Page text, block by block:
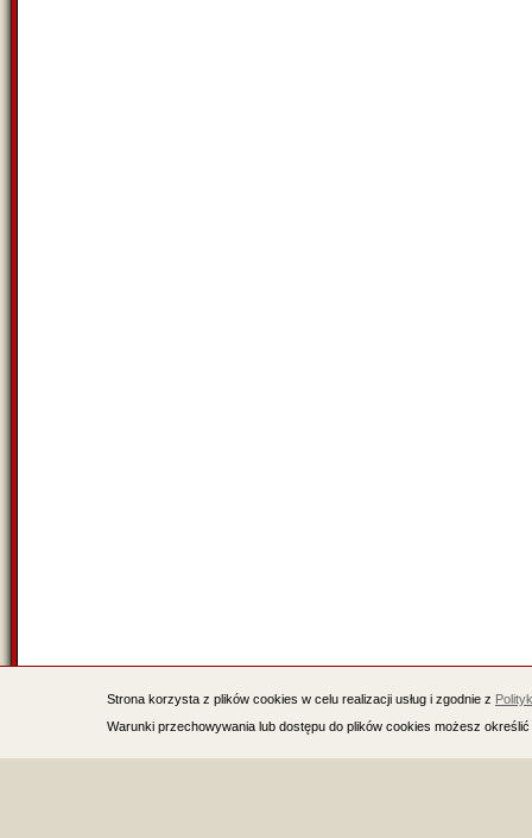
Strona korzysta z plików cookies w celu realizacji usług i zgodnie z
Warunki przechowywania lub dostępu do plików cookies możesz